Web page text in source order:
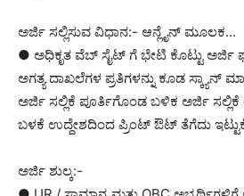
ಅರ್ಜಿ ಸಲ್ಲಿಸುವ ವಿಧಾನ:- ಆನ್ಲೈನ್ ಮೂಲಕ…
● ಅಧಿಕೃತ ವೆಬ್ ಸೈಟ್ ಗೆ ಭೇಟಿ ಕೊಟ್ಟು ಅರ್ಜಿ
ಅಗತ್ಯ ದಾಖಲೆಗಳ ಪ್ರತಿಗಳನ್ನು ಕೂಡ ಸ್ಕ್ಯಾನ್
ಅರ್ಜಿ ಸಲ್ಲಿಕೆ ಪೂರ್ತಿಗೊಂಡ ಬಳಿಕ ಅರ್ಜಿ ಸಲ್ಲಿಕೆ
ಬಳಕೆ ಉದ್ದೇಶದಿಂದ ಪ್ರಿಂಟ್ ಔಟ್ ತೆಗೆದು
ಅರ್ಜಿ ಶುಲ್ಕ:-